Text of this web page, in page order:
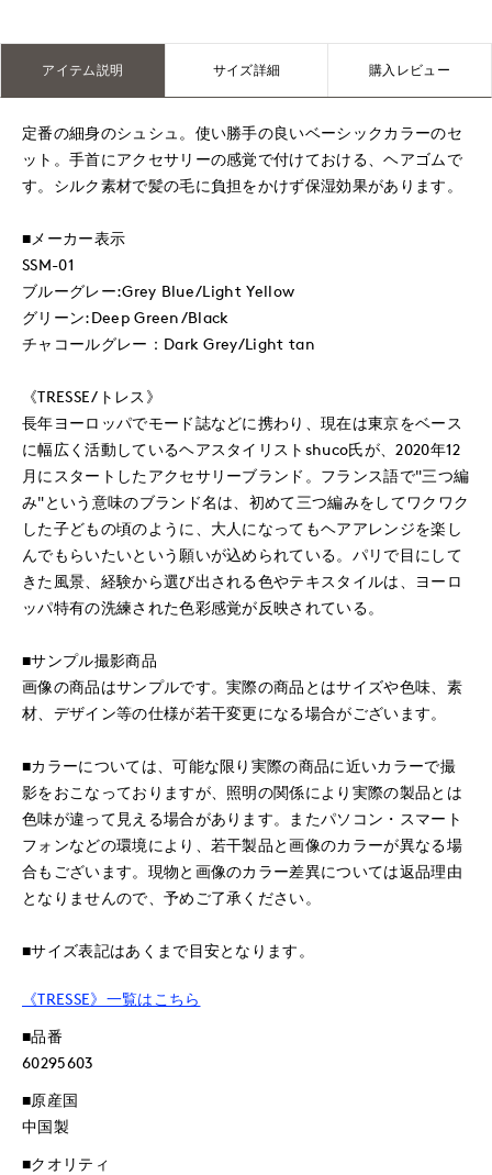
アイテム説明 サイズ詳細 購入レビュー
定番の細身のシュシュ。使い勝手の良いベーシックカラーのセ
ット。手首にアクセサリーの感覚で付けておける、ヘアゴムで
す。シルク素材で髪の毛に負担をかけず保湿効果があります。
■メーカー表示
SSM-01
ブルーグレー:Grey Blue/Light Yellow
グリーン:Deep Green/Black
チャコールグレー：Dark Grey/Light tan
《TRESSE/トレス》
長年ヨーロッパでモード誌などに携わり、現在は東京をベース
に幅広く活動しているヘアスタイリストshuco氏が、2020年12
月にスタートしたアクセサリーブランド。フランス語で"三つ編
み"という意味のブランド名は、初めて三つ編みをしてワクワク
した子どもの頃のように、大人になってもヘアアレンジを楽し
んでもらいたいという願いが込められている。パリで目にして
きた風景、経験から選び出される色やテキスタイルは、ヨーロ
ッパ特有の洗練された色彩感覚が反映されている。
■サンプル撮影商品
画像の商品はサンプルです。実際の商品とはサイズや色味、素
材、デザイン等の仕様が若干変更になる場合がございます。
■カラーについては、可能な限り実際の商品に近いカラーで撮
影をおこなっておりますが、照明の関係により実際の製品とは
色味が違って見える場合があります。またパソコン・スマート
フォンなどの環境により、若干製品と画像のカラーが異なる場
合もございます。現物と画像のカラー差異については返品理由
となりませんので、予めご了承ください。
■サイズ表記はあくまで目安となります。
《TRESSE》一覧はこちら
■品番
60295603
■原産国
中国製
■クオリティ